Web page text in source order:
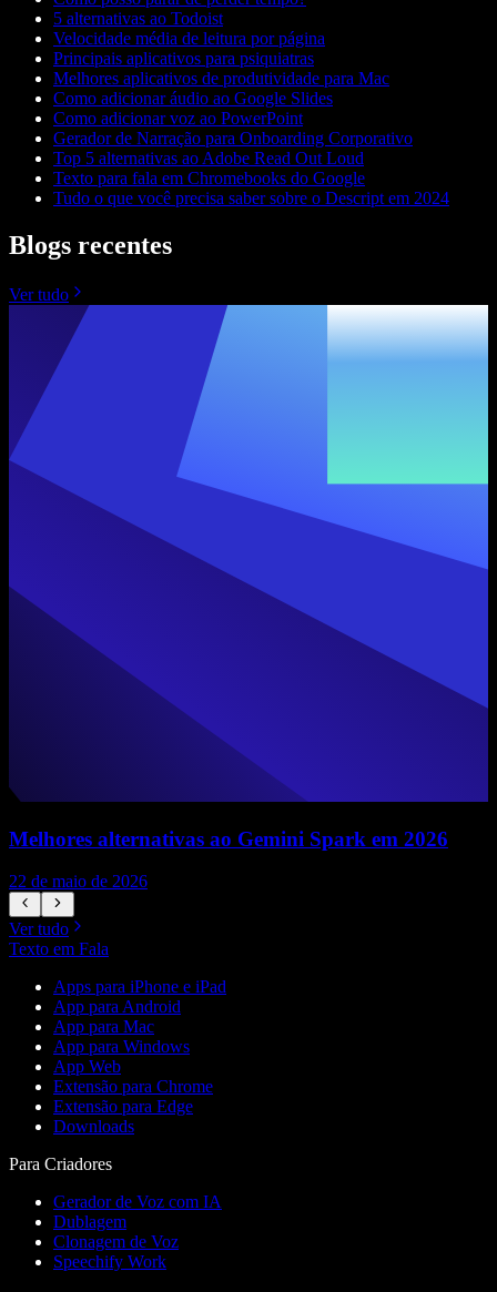
5 alternativas ao Todoist
Velocidade média de leitura por página
Principais aplicativos para psiquiatras
Melhores aplicativos de produtividade para Mac
Como adicionar áudio ao Google Slides
Como adicionar voz ao PowerPoint
Gerador de Narração para Onboarding Corporativo
Top 5 alternativas ao Adobe Read Out Loud
Texto para fala em Chromebooks do Google
Tudo o que você precisa saber sobre o Descript em 2024
Blogs recentes
Ver tudo
Melhores alternativas ao Gemini Spark em 2026
22 de maio de 2026
Ver tudo
Texto em Fala
Apps para iPhone e iPad
App para Android
App para Mac
App para Windows
App Web
Extensão para Chrome
Extensão para Edge
Downloads
Para Criadores
Gerador de Voz com IA
Dublagem
Clonagem de Voz
Speechify Work